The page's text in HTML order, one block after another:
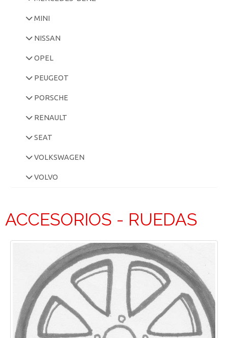
MINI
NISSAN
OPEL
PEUGEOT
PORSCHE
RENAULT
SEAT
VOLKSWAGEN
VOLVO
ACCESORIOS - RUEDAS